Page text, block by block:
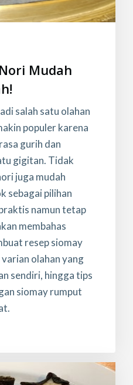
Mudah
salah satu olahan
populer karena
gurih dan
gigitan. Tidak
juga mudah
sebagai pilihan
namun tetap
membahas
resep siomay
olahan yang
sendiri, hingga tips
siomay rumput